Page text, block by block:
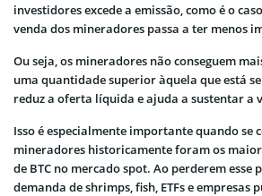
investidores excede a emissão, como é o
venda dos mineradores passa a ter menos
Ou seja, os mineradores não conseguem
uma quantidade superior àquela que está
reduz a oferta líquida e ajuda a sustentar a
Isso é especialmente importante quando se
mineradores historicamente foram os
de BTC no mercado spot. Ao perderem
demanda de shrimps, fish, ETFs e empresas